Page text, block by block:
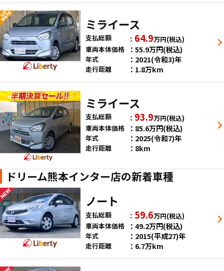
ミライース
支払総額 64.9万円(税込)
車両本体価格
55.9万円(税込)
年式 2021(令和3)年
走行距離 1.8万km
ミライース
支払総額 93.9万円(税込)
車両本体価格
85.6万円(税込)
年式 2025(令和7)年
走行距離 8km
ドリーム熊本インター店の新着車種
ノート
支払総額 59.6万円(税込)
車両本体価格
49.2万円(税込)
年式 2015(平成27)年
走行距離 6.7万km